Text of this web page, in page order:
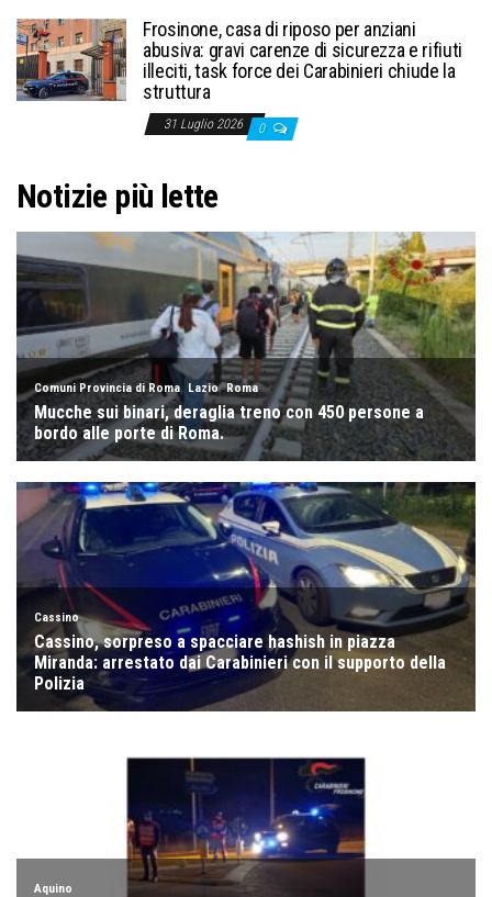
Frosinone, casa di riposo per anziani
abusiva: gravi carenze di sicurezza e rifiuti
illeciti, task force dei Carabinieri chiude la
struttura
31 Luglio 2026 0
Notizie più lette